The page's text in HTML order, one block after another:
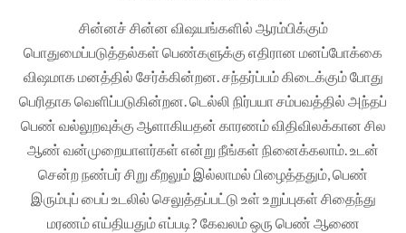
சின்னச் சின்ன விஷயங்களில் ஆரம்பிக்கும்
பொதுமைப்படுத்தல்கள் பெண்களுக்கு எதிரான மனப்போக்கை
விஷமாக மனத்தில் சேர்க்கின்றன. சந்தர்ப்பம் கிடைக்கும் போது
பெரிதாக வெளிப்படுகின்றன. டெல்லி நிர்பயா சம்பவத்தில் அந்தப்
பெண் வல்லுறவுக்கு ஆளாகியதன் காரணம் விதிவிலக்கான சில
ஆண் வன்முறையாளர்கள் என்று நீங்கள் நினைக்கலாம். உடன்
சென்ற நண்பர் சிறு கீறலும் இல்லாமல் பிழைத்ததும், பெண்
இரும்புப் பைப் உடலில் செலுத்தப்பட்டு உள் உறுப்புகள் சிதைந்து
மரணம் எய்தியதும் எப்படி? கேவலம் ஒரு பெண் ஆணை